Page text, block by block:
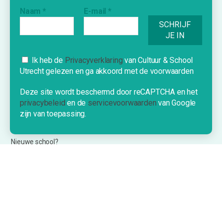
Inspiratie
INFORMATIE
Over Cultuur & School Utrecht
Nieuwe school?
Cookies
Deze website gebruikt cookies om je
OK!
Naam * E-mail *
Ik heb de Privacyverklaring van Cultuur & School
Utrecht gelezen en ga akkoord met de voorwaarden
Deze site wordt beschermd door reCAPTCHA en het
privacybeleid en de servicevoorwaarden van Google
zijn van toepassing.